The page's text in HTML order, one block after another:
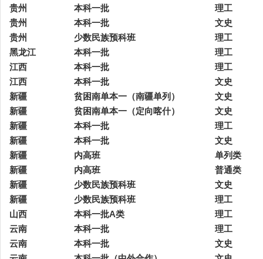
贵州
本科一批
理工
贵州
本科一批
文史
贵州
少数民族预科班
理工
黑龙江
本科一批
理工
江西
本科一批
理工
江西
本科一批
文史
新疆
贫困南单本一（南疆单列）
文史
新疆
贫困南单本一（定向喀什）
文史
新疆
本科一批
理工
新疆
本科一批
文史
新疆
内高班
单列类
新疆
内高班
普通类
新疆
少数民族预科班
文史
新疆
少数民族预科班
理工
山西
本科一批A类
理工
云南
本科一批
理工
云南
本科一批
文史